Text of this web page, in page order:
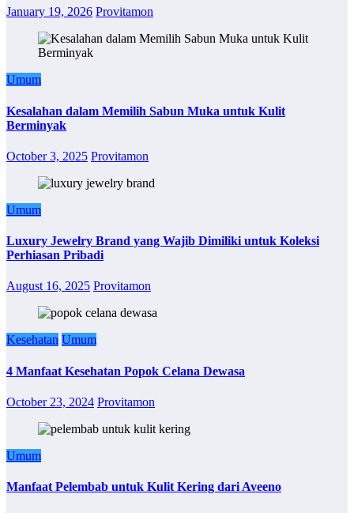
January 19, 2026 Provitamon
Umum
Kesalahan dalam Memilih Sabun Muka untuk Kulit
Berminyak
October 3, 2025 Provitamon
Umum
Luxury Jewelry Brand yang Wajib Dimiliki untuk Koleksi
Perhiasan Pribadi
August 16, 2025 Provitamon
Kesehatan Umum
4 Manfaat Kesehatan Popok Celana Dewasa
October 23, 2024 Provitamon
Umum
Manfaat Pelembab untuk Kulit Kering dari Aveeno